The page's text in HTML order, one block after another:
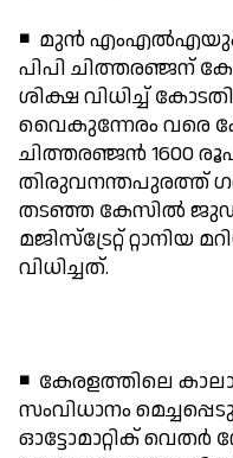
◾ മുന്‍ എംഎല്‍എയും
പിപി ചിത്തരഞ്ജന്
ശിക്ഷ വിധിച്ച്
വൈകുന്നേരം വരെ
ചിത്തരഞ്ജന്‍ 1600
തിരുവനന്തപുരത്ത്
തടഞ്ഞ കേസില്‍
മജിസ്‌ട്രേറ്റ്
വിധിച്ചത്.
◾ കേരളത്തിലെ
സംവിധാനം
ഓട്ടോമാറ്റിക് വെതര്‍